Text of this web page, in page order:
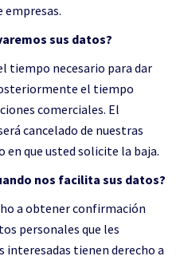
empresas.
sus datos?
tiempo necesario para dar
el tiempo
comerciales. El
cancelado de nuestras
en que usted solicite la baja.
nos facilita sus datos?
a obtener confirmación
personales que les
interesadas tienen derecho a